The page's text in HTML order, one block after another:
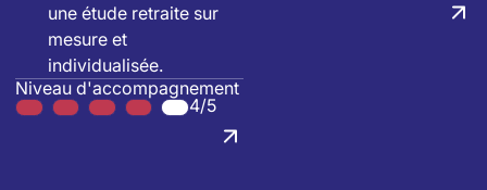
une étude retraite sur
mesure et
individualisée.
Niveau d'accompagnement
4/5